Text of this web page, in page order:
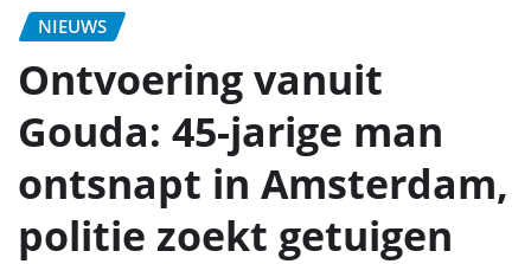
NIEUWS
Ontvoering vanuit
Gouda: 45-jarige man
ontsnapt in Amsterdam,
politie zoekt getuigen